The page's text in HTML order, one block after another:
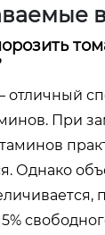
отличный
При
Однако